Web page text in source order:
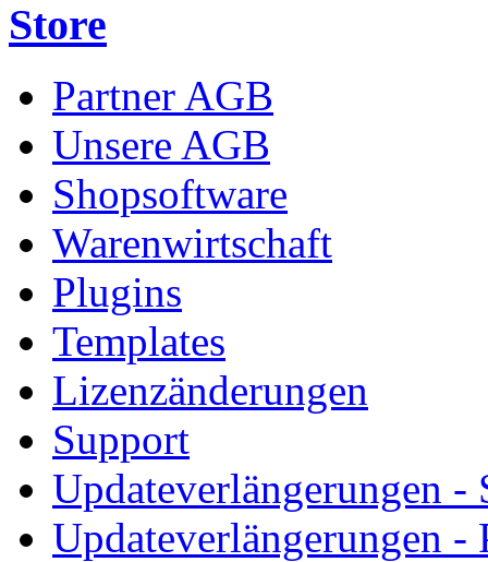
Store
Partner AGB
Unsere AGB
Shopsoftware
Warenwirtschaft
Plugins
Templates
Lizenzänderungen
Support
Updateverlängerungen -
Updateverlängerungen -